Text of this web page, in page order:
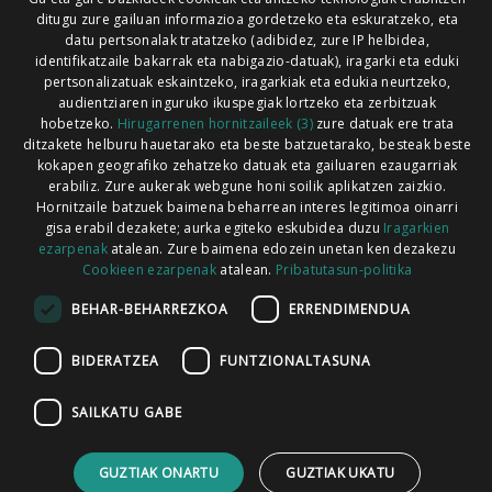
Xorroxin irratia | Lesaka | T. 948638288
Codesyntaxek garatua
HONI BURUZ LEGE OHARRA PUBLIZITATEA
ARAUAK HARREMANETARAKO RSS
ditugu zure gailuan informazioa gordetzeko eta eskuratzeko, eta
datu pertsonalak tratatzeko (adibidez, zure IP helbidea,
identifikatzaile bakarrak eta nabigazio-datuak), iragarki eta eduki
pertsonalizatuak eskaintzeko, iragarkiak eta edukia neurtzeko,
audientziaren inguruko ikuspegiak lortzeko eta zerbitzuak
hobetzeko. Hirugarrenen hornitzaileek (3)zure datuak ere trata
ditzakete helburu hauetarako eta beste batzuetarako, besteak beste
kokapen geografiko zehatzeko datuak eta gailuaren ezaugarriak
erabiliz. Zure aukerak webgune honi soilik aplikatzen zaizkio.
Hornitzaile batzuek baimena beharrean interes legitimoa oinarri
gisa erabil dezakete; aurka egiteko eskubidea duzu Iragarkien
ezarpenakatalean. Zure baimena edozein unetan ken dezakezu
Cookieen ezarpenak atalean. Pribatutasun-politika
BEHAR-BEHARREZKOA ERRENDIMENDUA
BIDERATZEA FUNTZIONALTASUNA
SAILKATU GABE
GUZTIAK ONARTU GUZTIAK UKATU